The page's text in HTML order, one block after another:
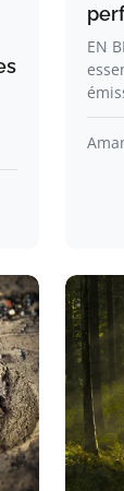
EN